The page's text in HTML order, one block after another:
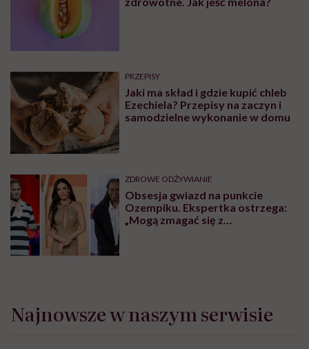
PRZEPISY
Jaki ma skład i gdzie kupić chleb
Ezechiela? Przepisy na zaczyn i
samodzielne wykonanie w domu
ZDROWE ODŻYWIANIE
Obsesja gwiazd na punkcie
Ozempiku. Ekspertka ostrzega:
„Mogą zmagać się z
Najnowsze w naszym serwisie